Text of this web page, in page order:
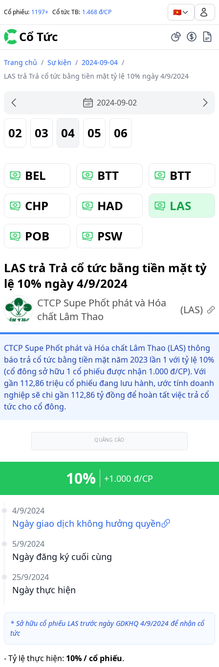
Cổ phiếu: 1197+ Cổ tức TB: 1.468 đ/CP 🇻🇳
Cổ Tức
Trang chủ / Sự kiện / 2024-09-04 /
LAS trả Trả cổ tức bằng tiền mặt tỷ lệ 10% ngày 4/9/2024
2024-09-02
02 03 04 05 06
BEL BTT
BTT
CHP
HAD
LAS
POB
PSW
LAS trả Trả cổ tức bằng tiền mặt tỷ
lệ 10% ngày 4/9/2024
CTCP Supe Phốt phát và Hóa
chất Lâm Thao
(LAS)
CTCP Supe Phốt phát và Hóa chất Lâm Thao (LAS) thông
báo trả cổ tức bằng tiền mặt năm 2023 lần 1 với tỷ lệ 10%
(cổ đông sở hữu 1 cổ phiếu được nhận 1.000 đ/CP). Với
gần 112,86 triệu cổ phiếu đang lưu hành, ước tính doanh
nghiệp sẽ chi gần 112,86 tỷ đồng để hoàn tất việc trả cổ
tức cho cổ đông.
QUẢNG CÁO
4/9/2024
Ngày giao dịch không hưởng quyền
5/9/2024
Ngày đăng ký cuối cùng
25/9/2024
Ngày thực hiện
10% +1.000 đ/CP
* Sở hữu cổ phiếu LAS trước ngày GDKHQ 4/9/2024 để nhận cổ
tức
-Tỷ lệ thực hiện: 10% / cổ phiếu.